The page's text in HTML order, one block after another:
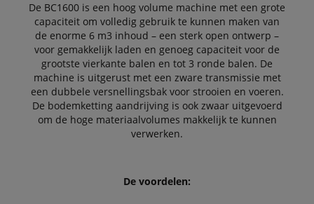
De BC1600 is een hoog volume machine met een grote
capaciteit om volledig gebruik te kunnen maken van
de enorme 6 m3 inhoud – een sterk open ontwerp –
voor gemakkelijk laden en genoeg capaciteit voor de
grootste vierkante balen en tot 3 ronde balen. De
machine is uitgerust met een zware transmissie met
een dubbele versnellingsbak voor strooien en voeren.
De bodemketting aandrijving is ook zwaar uitgevoerd
om de hoge materiaalvolumes makkelijk te kunnen
verwerken.
De voordelen: